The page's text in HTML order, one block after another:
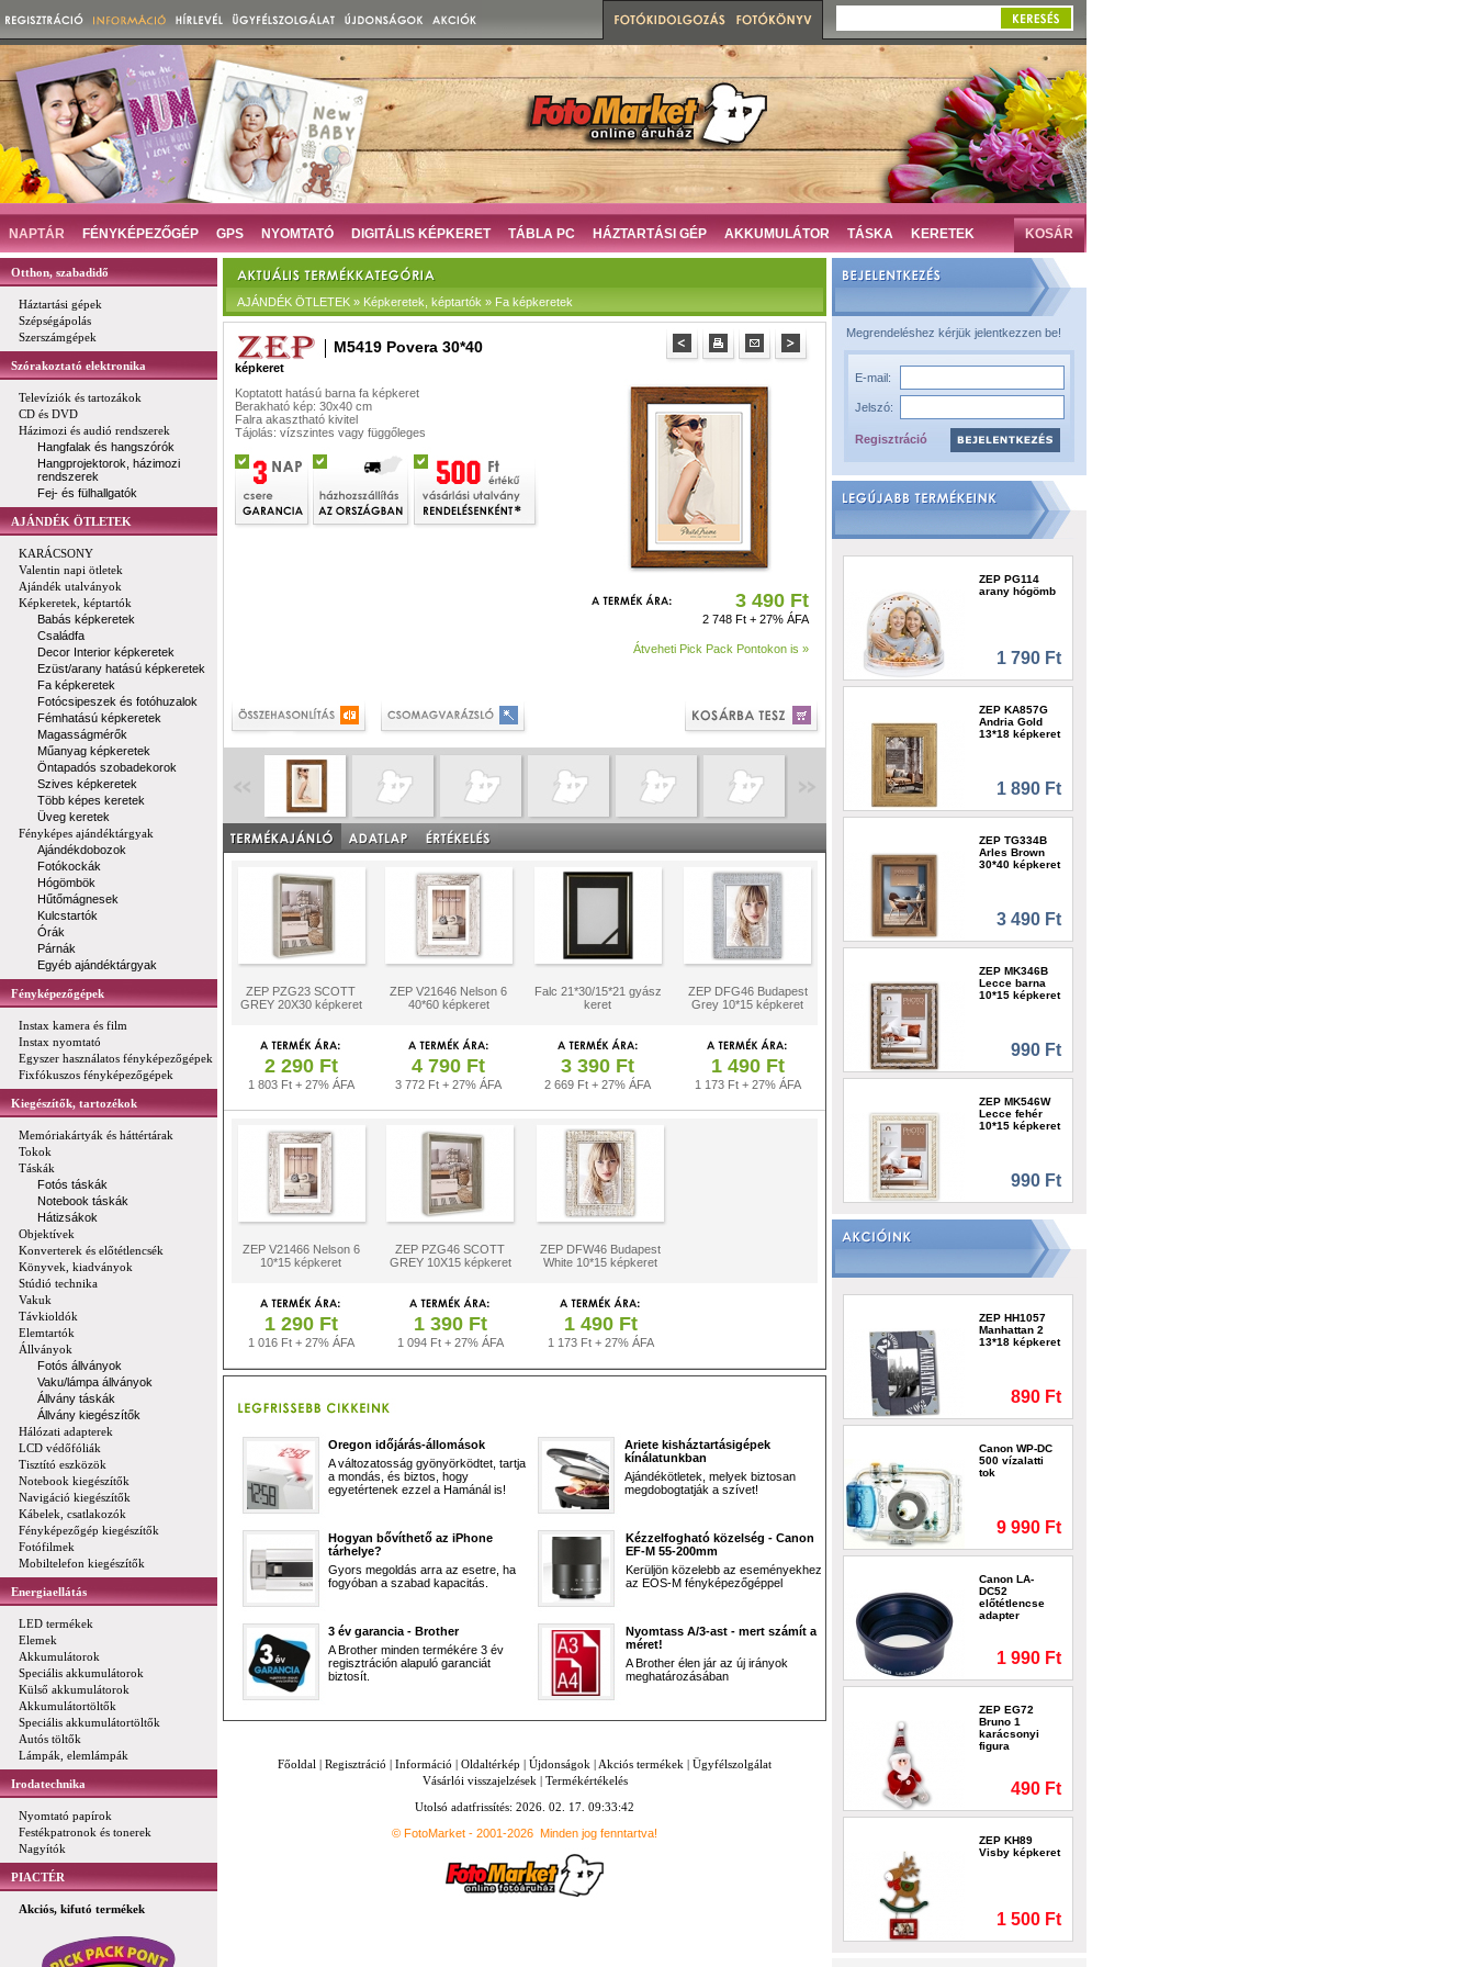
NAPTÁR FÉNYKÉPEZŐGÉP GPS NYOMTATÓ DIGITÁLIS KÉPKERET TÁBLA PC HÁZTARTÁSI GÉP AKKUMULÁTOR TÁSKA KERETEK KOSÁR
Otthon, szabadidő
Háztartási gépek
Szépségápolás
Szerszámgépek
Szórakoztató elektronika
Televíziók és tartozákok
CD és DVD
Házimozi és audió rendszerek
Hangfalak és hangszórók
Hangprojektorok, házimozi
rendszerek
Fej- és fülhallgatók
AJÁNDÉK ÖTLETEK
KARÁCSONY
Valentin napi ötletek
Ajándék utalványok
Képkeretek, képtartók
Babás képkeretek
Családfa
Decor Interior képkeretek
Ezüst/arany hatású képkeretek
Fa képkeretek
Fotócsipeszek és fotóhuzalok
Fémhatású képkeretek
Magasságmérők
Műanyag képkeretek
Öntapadós szobadekorok
Szives képkeretek
Több képes keretek
Üveg keretek
Fényképes ajándéktárgyak
Ajándékdobozok
Fotókockák
Hógömbök
Hűtőmágnesek
Kulcstartók
Órák
Párnák
Egyéb ajándéktárgyak
Fényképezőgépek
Instax kamera és film
Instax nyomtató
Egyszer használatos fényképezőgépek
Fixfókuszos fényképezőgépek
Kiegészítők, tartozékok
Memóriakártyák és háttértárak
Tokok
Táskák
Fotós táskák
Notebook táskák
Hátizsákok
Objektívek
Konverterek és előtétlencsék
Könyvek, kiadványok
Stúdió technika
Vakuk
Távkioldók
Elemtartók
Állványok
Fotós állványok
Vaku/lámpa állványok
Állvány táskák
Állvány kiegészítők
Hálózati adapterek
LCD védőfóliák
Tisztító eszközök
Notebook kiegészítők
Navigáció kiegészítők
Kábelek, csatlakozók
Fényképezőgép kiegészítők
Fotófilmek
Mobiltelefon kiegészítők
Energiaellátás
LED termékek
Elemek
Akkumulátorok
Speciális akkumulátorok
Külső akkumulátorok
Akkumulátortöltők
Speciális akkumulátortöltők
Autós töltők
Lámpák, elemlámpák
Irodatechnika
Nyomtató papírok
Festékpatronok és tonerek
Nagyítók
PIACTÉR
Akciós, kifutó termékek
AJÁNDÉK ÖTLETEK » Képkeretek, képtartók » Fa képkeretek
M5419 Povera 30*40
képkeret
Koptatott hatású barna fa képkeret
Berakható kép: 30x40 cm
Falra akasztható kivitel
Tájolás: vízszintes vagy függőleges
3 490 Ft
2 748 Ft + 27% ÁFA
Átveheti Pick Pack Pontokon is »
ZEP PZG23 SCOTT
GREY 20X30 képkeret
ZEP V21646 Nelson 6
40*60 képkeret
Falc 21*30/15*21 gyász
keret
ZEP DFG46 Budapest
Grey 10*15 képkeret
2 290 Ft
1 803 Ft + 27% ÁFA
4 790 Ft
3 772 Ft + 27% ÁFA
3 390 Ft
2 669 Ft + 27% ÁFA
1 490 Ft
1 173 Ft + 27% ÁFA
ZEP V21466 Nelson 6
10*15 képkeret
ZEP PZG46 SCOTT
GREY 10X15 képkeret
ZEP DFW46 Budapest
White 10*15 képkeret
1 290 Ft
1 016 Ft + 27% ÁFA
1 390 Ft
1 094 Ft + 27% ÁFA
1 490 Ft
1 173 Ft + 27% ÁFA
Oregon időjárás-állomások
A változatosság gyönyörködtet, tartja
a mondás, és biztos, hogy
egyetértenek ezzel a Hamánál is!
Ariete kisháztartásigépek
kínálatunkban
Ajándékötletek, melyek biztosan
megdobogtatják a szívet!
Hogyan bővíthető az iPhone
tárhelye?
Gyors megoldás arra az esetre, ha
fogyóban a szabad kapacitás.
Kézzelfogható közelség - Canon
EF-M 55-200mm
Kerüljön közelebb az eseményekhez
az EOS-M fényképezőgéppel
3 év garancia - Brother
A Brother minden termékére 3 év
regisztráción alapuló garanciát
biztosít.
Nyomtass A/3-ast - mert számít a
méret!
A Brother élen jár az új irányok
meghatározásában
Főoldal | Regisztráció | Információ | Oldaltérkép | Újdonságok | Akciós termékek | Ügyfélszolgálat
Vásárlói visszajelzések | Termékértékelés
Utolsó adatfrissítés: 2026. 02. 17. 09:33:42
© FotoMarket - 2001-2026 Minden jog fenntartva!
Megrendeléshez kérjük jelentkezzen be!
E-mail:
Jelszó:
Regisztráció
ZEP PG114
arany hógömb
1 790 Ft
ZEP KA857G
Andria Gold
13*18 képkeret
1 890 Ft
ZEP TG334B
Arles Brown
30*40 képkeret
3 490 Ft
ZEP MK346B
Lecce barna
10*15 képkeret
990 Ft
ZEP MK546W
Lecce fehér
10*15 képkeret
990 Ft
ZEP HH1057
Manhattan 2
13*18 képkeret
890 Ft
Canon WP-DC
500 vízalatti
tok
9 990 Ft
Canon LA-
DC52
előtétlencse
adapter
1 990 Ft
ZEP EG72
Bruno 1
karácsonyi
figura
490 Ft
ZEP KH89
Visby képkeret
1 500 Ft